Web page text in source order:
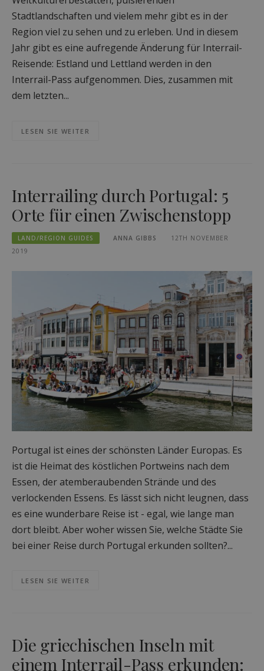
Stadtlandschaften und vielem mehr gibt es in der
Region viel zu sehen und zu erleben. Und in diesem
Jahr gibt es eine aufregende Änderung für Interrail-
Reisende: Estland und Lettland werden in den
Interrail-Pass aufgenommen. Dies, zusammen mit
dem letzten...
LESEN SIE WEITER
Interrailing durch Portugal: 5
Orte für einen Zwischenstopp
LAND/REGION GUIDES ANNA GIBBS
12TH NOVEMBER
2019
Portugal ist eines der schönsten Länder Europas. Es
ist die Heimat des köstlichen Portweins nach dem
Essen, der atemberaubenden Strände und des
verlockenden Essens. Es lässt sich nicht leugnen, dass
es eine wunderbare Reise ist - egal, wie lange man
dort bleibt. Aber woher wissen Sie, welche Städte Sie
bei einer Reise durch Portugal erkunden sollten?...
LESEN SIE WEITER
Die griechischen Inseln mit
einem Interrail-Pass erkunden: